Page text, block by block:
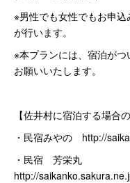
※男性でも女性でもお申
が行います。
※本プランには、宿泊が
お願いいたします。
【佐井村に宿泊する場合
・民宿みやの http://
・民宿 芳栄丸
http://